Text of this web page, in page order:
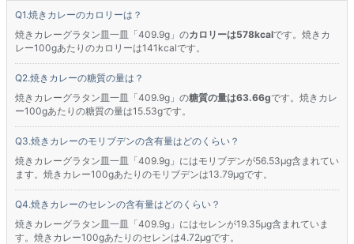
焼きカレーのカロリーは？
焼きカレーグラタン皿一皿「409.9g」のカロリーは578kcalです。焼きカ
レー100gあたりのカロリーは141kcalです。
焼きカレーの糖質の量は？
焼きカレーグラタン皿一皿「409.9g」の糖質の量は63.66gです。焼きカレ
ー100gあたりの糖質の量は15.53gです。
焼きカレーのモリブデンの含有量はどのくらい？
焼きカレーグラタン皿一皿「409.9g」にはモリブデンが56.53μg含まれてい
ます。焼きカレー100gあたりのモリブデンは13.79μgです。
焼きカレーのセレンの含有量はどのくらい？
焼きカレーグラタン皿一皿「409.9g」にはセレンが19.35μg含まれていま
す。焼きカレー100gあたりのセレンは4.72μgです。